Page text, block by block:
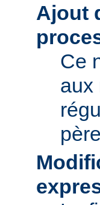
Ajout
Ce
aux